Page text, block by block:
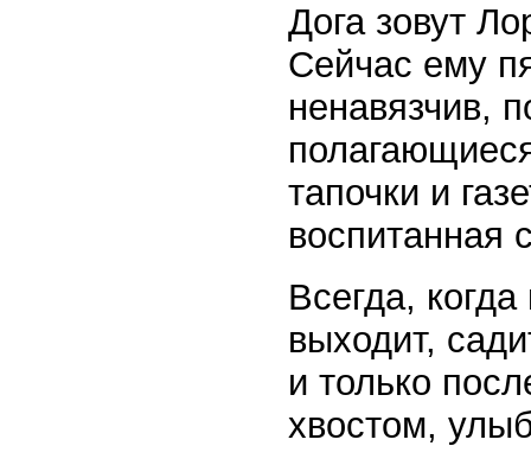
Дога зовут
Сейчас ему
ненавязчив,
тапочки и
воспитанная
Всегда,
выходит,
и только
хвостом,